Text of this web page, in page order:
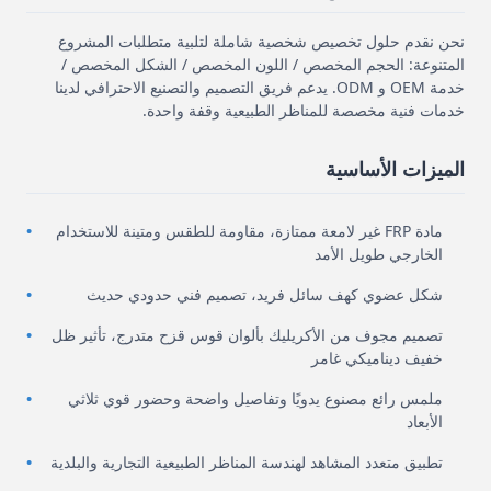
نحن نقدم حلول تخصيص شخصية شاملة لتلبية متطلبات المشروع
المتنوعة: الحجم المخصص / اللون المخصص / الشكل المخصص /
خدمة OEM و ODM. يدعم فريق التصميم والتصنيع الاحترافي لدينا
خدمات فنية مخصصة للمناظر الطبيعية وقفة واحدة.
الميزات الأساسية
مادة FRP غير لامعة ممتازة، مقاومة للطقس ومتينة للاستخدام
الخارجي طويل الأمد
شكل عضوي كهف سائل فريد، تصميم فني حدودي حديث
تصميم مجوف من الأكريليك بألوان قوس قزح متدرج، تأثير ظل
خفيف ديناميكي غامر
ملمس رائع مصنوع يدويًا وتفاصيل واضحة وحضور قوي ثلاثي
الأبعاد
تطبيق متعدد المشاهد لهندسة المناظر الطبيعية التجارية والبلدية